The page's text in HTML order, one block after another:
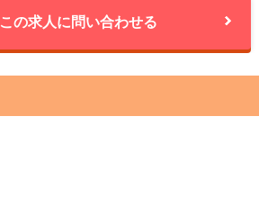
この求人に問い合わせる